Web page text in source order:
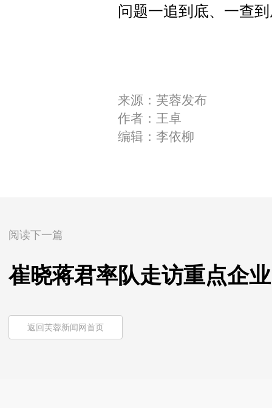
问题一追到底、一查
来源：芙蓉发布
作者：王卓
编辑：李依柳
阅读下一篇
崔晓蒋君率队走访重点企业
返回芙蓉新闻网首页